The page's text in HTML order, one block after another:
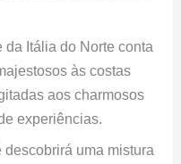
Itália do Norte conta
às costas
aos charmosos
experiências.
uma mistura